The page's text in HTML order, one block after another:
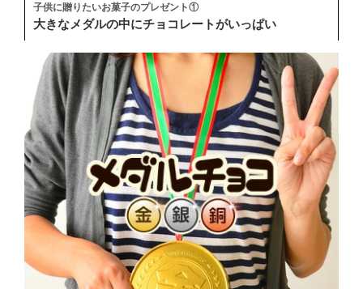
子供に贈りたいお菓子のプレゼント①
大きなメダルの中にチョコレートがいっぱい